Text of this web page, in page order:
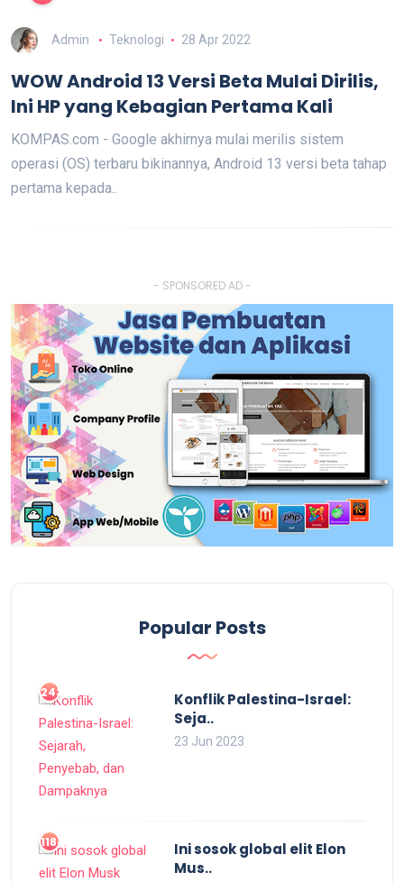
Admin Teknologi 28 Apr 2022
WOW Android 13 Versi Beta Mulai Dirilis,
Ini HP yang Kebagian Pertama Kali
KOMPAS.com - Google akhirnya mulai merilis sistem
operasi (OS) terbaru bikinannya, Android 13 versi beta tahap
pertama kepada..
- SPONSORED AD -
Popular Posts
2437
Konflik Palestina-Israel:
Seja..
23 Jun 2023
1184
Ini sosok global elit Elon
Mus..